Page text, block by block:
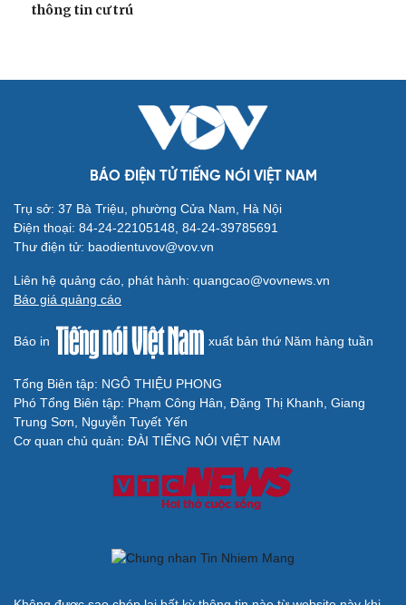
thông tin cư trú
BÁO ĐIỆN TỬ TIẾNG NÓI VIỆT NAM
Trụ sở: 37 Bà Triệu, phường Cửa Nam, Hà Nội
Điện thoại: 84-24-22105148, 84-24-39785691
Thư điện tử: baodientuvov@vov.vn
Liên hệ quảng cáo, phát hành: quangcao@vovnews.vn
Báo giá quảng cáo
Báo in xuất bản thứ Năm hàng tuần
Tổng Biên tập: NGÔ THIỆU PHONG
Phó Tổng Biên tập: Phạm Công Hân, Đặng Thị Khanh, Giang
Trung Sơn, Nguyễn Tuyết Yến
Cơ quan chủ quản: ĐÀI TIẾNG NÓI VIỆT NAM